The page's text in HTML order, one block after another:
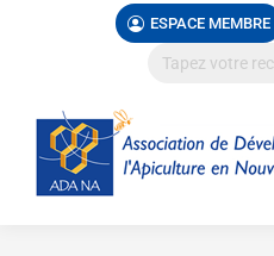
ESPACE MEMBRE